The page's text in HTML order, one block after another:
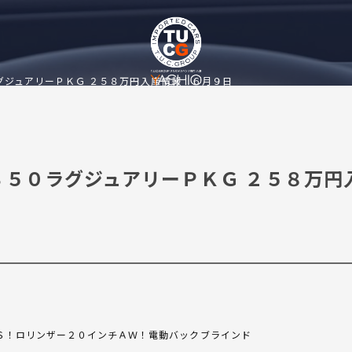
ュアリーＰＫＧ ２５８万円入庫情報！６月９日
０ラグジュアリーＰＫＧ ２５８万円
ロリンザー２０インチＡＷ！電動バックブラインド